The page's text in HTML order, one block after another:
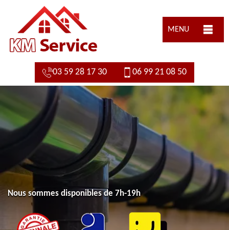
MENU
03 59 28 17 30 06 99 21 08 50
Nous sommes disponibles de 7h-19h